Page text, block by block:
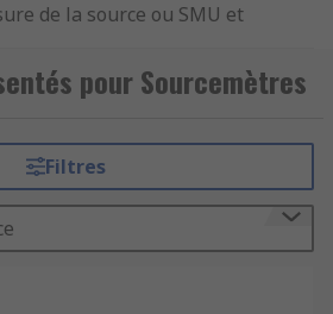
de la source ou SMU et
de tension. Il existe divers
de nombreuses fonctions
Keithley et Keysight
(SMU) est plus
de faible résistance avec
sourcemètre peut vous
pour Sourcemètres
Filtres